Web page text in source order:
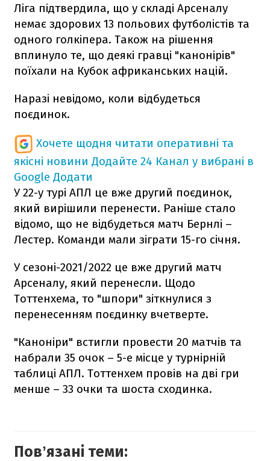
Ліга підтвердила, що у складі Арсеналу
немає здорових 13 польових футболістів та
одного голкіпера. Також на рішення
вплинуло те, що деякі гравці "канонірів"
поїхали на Кубок африканських націй.
Наразі невідомо, коли відбудеться
поєдинок.
Хочете щодня читати оперативні та
якісні новини Додайте 24 Канал у вибрані в
Google Додати
У 22-у турі АПЛ це вже другий поєдинок,
який вирішили перенести. Раніше стало
відомо, що не відбудеться матч Бернлі –
Лестер. Команди мали зіграти 15-го січня.
У сезоні-2021/2022 це вже другий матч
Арсеналу, який перенесли. Щодо
Тоттенхема, то "шпори" зіткнулися з
перенесенням поєдинку вчетверте.
"Каноніри" встигли провести 20 матчів та
набрали 35 очок – 5-е місце у турнірній
таблиці АПЛ. Тоттенхем провів на дві гри
менше – 33 очки та шоста сходинка.
Повʼязані теми: